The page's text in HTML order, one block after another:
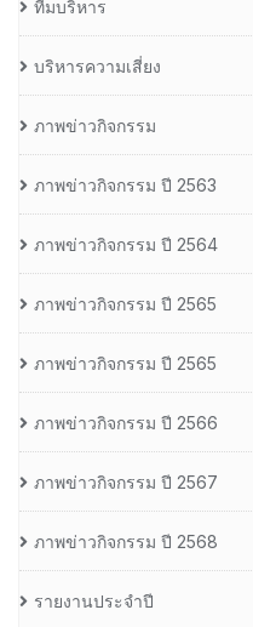
ทีมบริหาร
บริหารความเสี่ยง
ภาพข่าวกิจกรรม
ภาพข่าวกิจกรรม ปี 2563
ภาพข่าวกิจกรรม ปี 2564
ภาพข่าวกิจกรรม ปี 2565
ภาพข่าวกิจกรรม ปี 2565
ภาพข่าวกิจกรรม ปี 2566
ภาพข่าวกิจกรรม ปี 2567
ภาพข่าวกิจกรรม ปี 2568
รายงานประจำปี